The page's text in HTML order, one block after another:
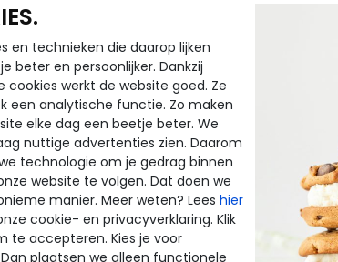
Eddy nevada
€ 169,95
€ 135,96
Beschikbare maten
7,5 9 10,5 11
en technieken die daarop lijken
beter en persoonlijker. Dankzij
cookies werkt de website goed. Ze
een analytische functie. Zo maken
elke dag een beetje beter. We
nuttige advertenties zien. Daarom
technologie om je gedrag binnen
website te volgen. Dat doen we
manier. Meer weten? Lees hier
cookie- en privacyverklaring. Klik
te accepteren. Kies je voor
plaatsen we alleen functionele